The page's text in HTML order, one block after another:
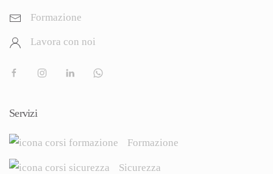
Formazione
Lavora con noi
Servizi
Formazione
Sicurezza